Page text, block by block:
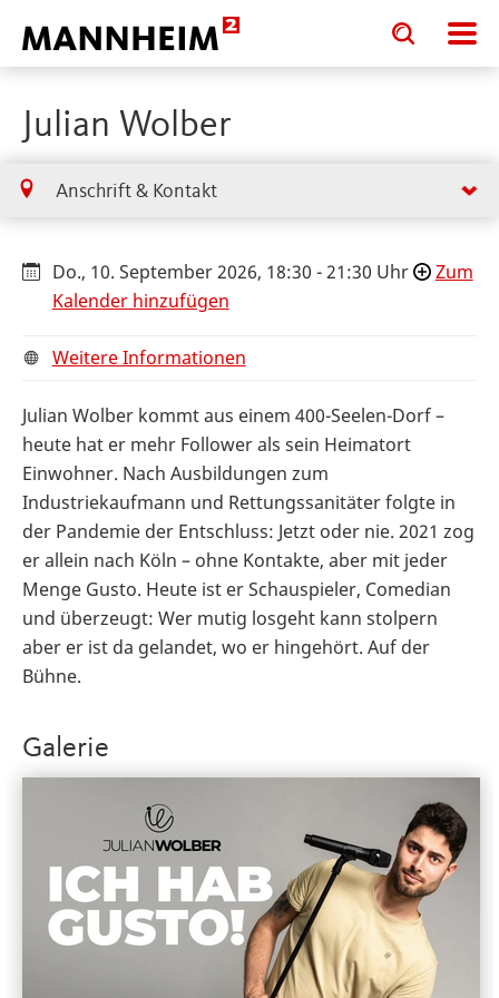
Toggle
search
input
Toggle
search
input
Julian Wolber
Anschrift & Kontakt
Do., 10. September 2026, 18:30 - 21:30 Uhr
Zum
Kalender hinzufügen
Weitere Informationen
Julian Wolber kommt aus einem 400-Seelen-Dorf –
heute hat er mehr Follower als sein Heimatort
Einwohner. Nach Ausbildungen zum
Industriekaufmann und Rettungssanitäter folgte in
der Pandemie der Entschluss: Jetzt oder nie. 2021 zog
er allein nach Köln – ohne Kontakte, aber mit jeder
Menge Gusto. Heute ist er Schauspieler, Comedian
und überzeugt: Wer mutig losgeht kann stolpern
aber er ist da gelandet, wo er hingehört. Auf der
Bühne.
Galerie